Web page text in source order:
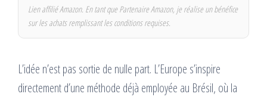
Lien affilié Amazon. En tant que Partenaire Amazon, je réalise un bénéfice
sur les achats remplissant les conditions requises.
L’idée n’est pas sortie de nulle part. L’Europe s’inspire
directement d’une méthode déjà employée au Brésil, où la